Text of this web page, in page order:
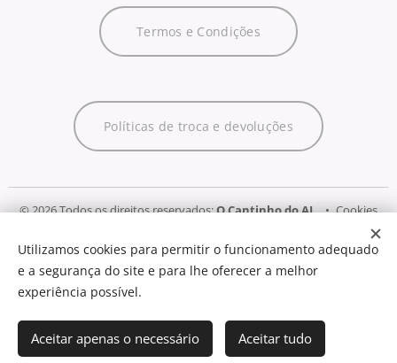
Adicionar ao carrinho
Termos e Condições
Políticas de troca e devoluções
© 2026 Todos os direitos reservados:O Cantinho do AL Cookies
Idiomas
Português
English
Utilizamos cookies para permitir o funcionamento adequado
e a segurança do site e para lhe oferecer a melhor
experiência possível.
Aceitar apenas o necessário Aceitar tudo